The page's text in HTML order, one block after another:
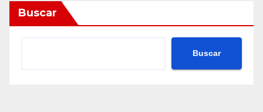
Buscar
Buscar